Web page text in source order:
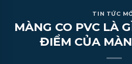
TIN TỨC
MÀNG CO PVC LÀ
ĐIỂM CỦA